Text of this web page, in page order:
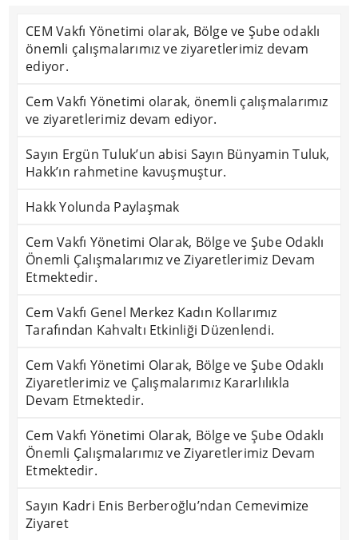
CEM Vakfı Yönetimi olarak, Bölge ve Şube odaklı
önemli çalışmalarımız ve ziyaretlerimiz devam
ediyor.
Cem Vakfı Yönetimi olarak, önemli çalışmalarımız
ve ziyaretlerimiz devam ediyor.
Sayın Ergün Tuluk’un abisi Sayın Bünyamin Tuluk,
Hakk’ın rahmetine kavuşmuştur.
Hakk Yolunda Paylaşmak
Cem Vakfı Yönetimi Olarak, Bölge ve Şube Odaklı
Önemli Çalışmalarımız ve Ziyaretlerimiz Devam
Etmektedir.
Cem Vakfı Genel Merkez Kadın Kollarımız
Tarafından Kahvaltı Etkinliği Düzenlendi.
Cem Vakfı Yönetimi Olarak, Bölge ve Şube Odaklı
Ziyaretlerimiz ve Çalışmalarımız Kararlılıkla
Devam Etmektedir.
Cem Vakfı Yönetimi Olarak, Bölge ve Şube Odaklı
Önemli Çalışmalarımız ve Ziyaretlerimiz Devam
Etmektedir.
Sayın Kadri Enis Berberoğlu’ndan Cemevimize
Ziyaret